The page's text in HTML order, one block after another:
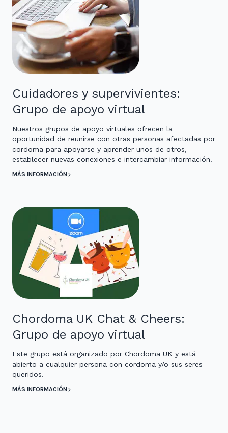
Cuidadores y supervivientes:
Grupo de apoyo virtual
Nuestros grupos de apoyo virtuales ofrecen la
oportunidad de reunirse con otras personas afectadas por
cordoma para apoyarse y aprender unos de otros,
establecer nuevas conexiones e intercambiar información.
MÁS INFORMACIÓN
Chordoma UK Chat & Cheers:
Grupo de apoyo virtual
Este grupo está organizado por Chordoma UK y está
abierto a cualquier persona con cordoma y/o sus seres
queridos.
MÁS INFORMACIÓN